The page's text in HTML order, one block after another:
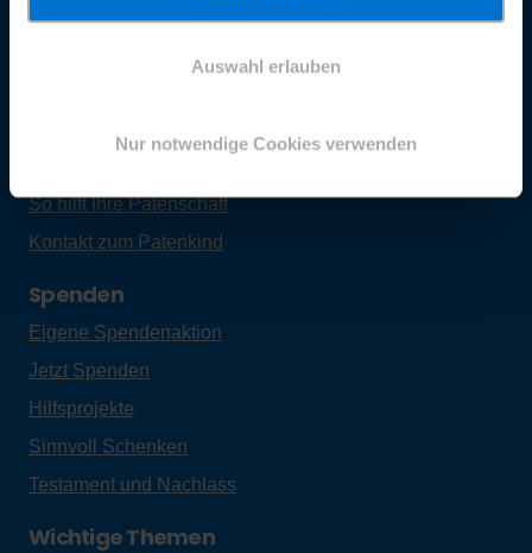
Auswahl erlauben
Nur notwendige Cookies verwenden
So hilft Ihre Patenschaft
Kontakt zum Patenkind
Spenden
Eigene Spendenaktion
Jetzt Spenden
Hilfsprojekte
Sinnvoll Schenken
Testament und Nachlass
Wichtige Themen